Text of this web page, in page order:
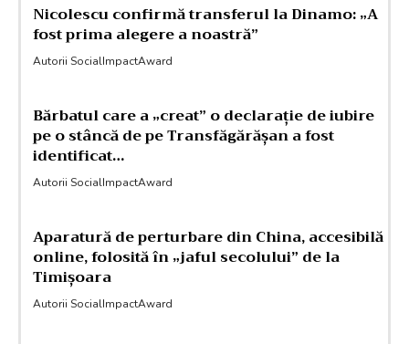
Nicolescu confirmă transferul la Dinamo: „A
fost prima alegere a noastră”
Autorii SocialImpactAward
Bărbatul care a „creat” o declarație de iubire
pe o stâncă de pe Transfăgărășan a fost
identificat…
Autorii SocialImpactAward
Aparatură de perturbare din China, accesibilă
online, folosită în „jaful secolului” de la
Timișoara
Autorii SocialImpactAward